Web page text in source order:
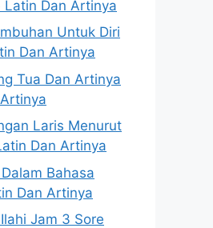
Dan Artinya
Untuk Diri
Dan Artinya
Tua Dan Artinya
Laris Menurut
Dan Artinya
Bahasa
Dan Artinya
Jam 3 Sore